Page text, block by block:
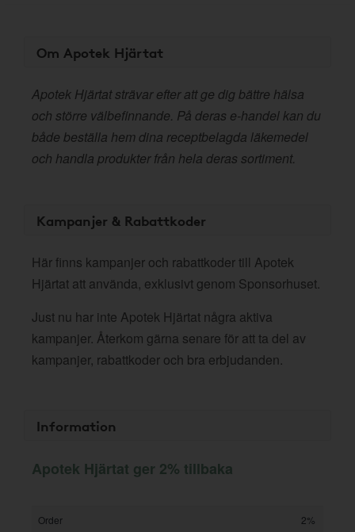
Om Apotek Hjärtat
Apotek Hjärtat strävar efter att ge dig bättre hälsa
och större välbefinnande. På deras e-handel kan du
både beställa hem dina receptbelagda läkemedel
och handla produkter från hela deras sortiment.
Kampanjer & Rabattkoder
Här finns kampanjer och rabattkoder till Apotek
Hjärtat att använda, exklusivt genom Sponsorhuset.
Just nu har inte Apotek Hjärtat några aktiva
kampanjer. Återkom gärna senare för att ta del av
kampanjer, rabattkoder och bra erbjudanden.
Information
Apotek Hjärtat ger 2% tillbaka
Order
2%